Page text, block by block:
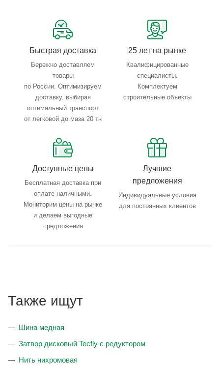
Тройной весовой контроль: въезд, погрузка, выезд
Быстрая доставка
Бережно доставляем
товары
по России. Оптимизируем
доставку, выбирая
оптимальный транспорт
от легковой до маза 20 тн
25 лет на рынке
Квалифицированные
специалисты.
Комплектуем
строительные объекты
Доступные цены
Бесплатная доставка при
оплате наличными.
Мониторим цены на рынке
и делаем выгодные
предложения
Лучшие
предложения
Индивидуальные условия
для постоянных клиентов
Также ищут
Шина медная
Затвор дисковый Tecfly с редуктором
Нить нихромовая